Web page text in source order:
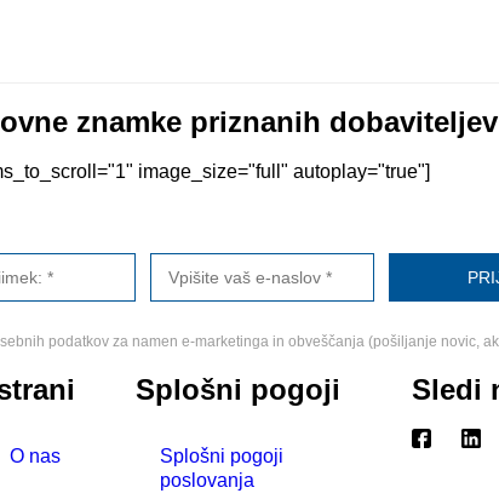
znamke priznanih dobaviteljev
image_size="full" autoplay="true"]
podatkov za namen e-marketinga in obveščanja (pošiljanje novic,
O nas
Splošni pogoji
Splošni pogoji
poslovanja
Sledi